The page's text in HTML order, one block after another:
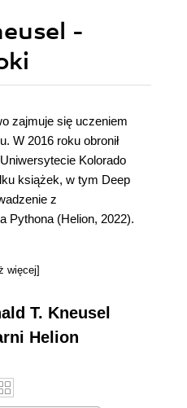
-
zajmuje się uczeniem
W 2016 roku obronił
Kolorado
książek, w tym Deep
z
Pythona (Helion, 2022).
więcej]
T. Kneusel
Helion